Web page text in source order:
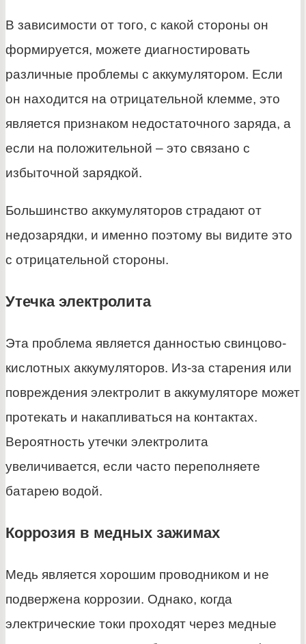
В зависимости от того, с какой стороны он
формируется, можете диагностировать
различные проблемы с аккумулятором. Если
он находится на отрицательной клемме, это
является признаком недостаточного заряда, а
если на положительной – это связано с
избыточной зарядкой.
Большинство аккумуляторов страдают от
недозарядки, и именно поэтому вы видите это
с отрицательной стороны.
Утечка электролита
Эта проблема является данностью свинцово-
кислотных аккумуляторов. Из-за старения или
повреждения электролит в аккумуляторе может
протекать и накапливаться на контактах.
Вероятность утечки электролита
увеличивается, если часто переполняете
батарею водой.
Коррозия в медных зажимах
Медь является хорошим проводником и не
подвержена коррозии. Однако, когда
электрические токи проходят через медные